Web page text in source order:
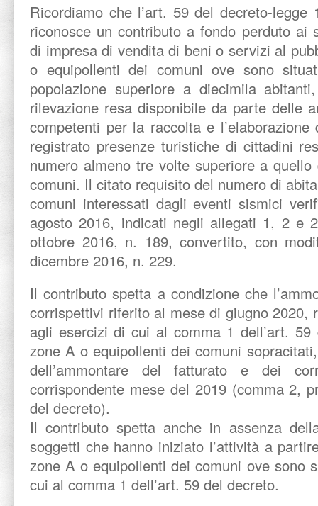
Ricordiamo che l’art. 59 del decreto-
riconosce un contributo a fondo perduto ai
di impresa di vendita di beni o servizi al
o equipollenti dei comuni ove sono
popolazione superiore a diecimila
rilevazione resa disponibile da parte delle
competenti per la raccolta e
registrato presenze turistiche di cittadini
numero almeno tre volte superiore a
comuni. Il citato requisito del numero di
comuni interessati dagli eventi sismici
agosto 2016, indicati negli allegati 1, 2 e
ottobre 2016, n. 189, convertito, con
dicembre 2016, n. 229.
Il contributo spetta a condizione che
corrispettivi riferito al mese di giugno 2020,
agli esercizi di cui al comma 1 dell’art.
zone A o equipollenti dei comuni
dell’ammontare del fatturato e dei
corrispondente mese del 2019 (comma 2,
del decreto).
Il contributo spetta anche in assenza
soggetti che hanno iniziato l’attività a
zone A o equipollenti dei comuni ove sono
cui al comma 1 dell’art. 59 del decreto.